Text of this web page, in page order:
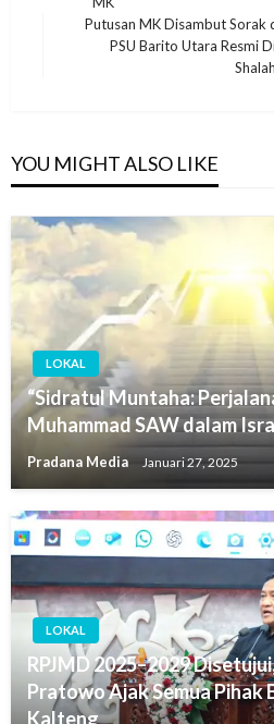
Putusan MK Disambut Sorak
PSU Barito Utara Resmi
YOU MIGHT ALSO LIKE
LOKAL
“Sidratul Muntaha:
Muhammad SAW dalam
Pradana Media Januari 27, 2025
LOKAL
RPJMD 2025–2029
Pratowo Ajak Semua Pihak
Kalteng